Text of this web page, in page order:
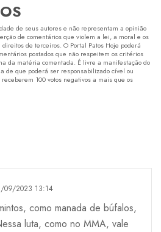
de seus autores e não representam a opinião
de comentários que violem a lei, a moral e os
de terceiros. O Portal Patos Hoje poderá
postados que não respeitem os critérios
da matéria comentada. É livre a manifestação do
de que poderá ser responsabilizado cível ou
100 votos negativos a mais que os
09/2023 13:14
como manada de búfalos,
luta, como no MMA, vale